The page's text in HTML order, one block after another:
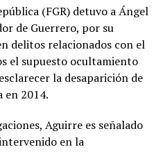
(FGR) detuvo a Ángel
de Guerrero, por su
delitos relacionados con el
el supuesto ocultamiento
la desaparición de
en 2014.
Aguirre es señalado
en la